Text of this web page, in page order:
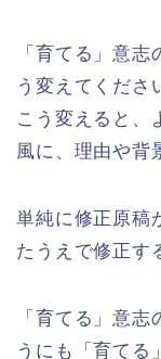
「育てる」意
う変えてくださ
こう変えると、
風に、理由や背
単純に修正原稿
たうえで修正す
「育てる」意
うにも「育てる